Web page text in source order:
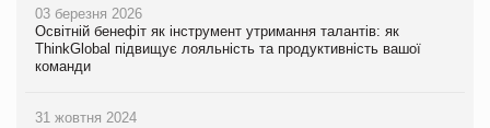
03 березня 2026
Освітній бенефіт як інструмент утримання талантів: як
ThinkGlobal підвищує лояльність та продуктивність вашої
команди
31 жовтня 2024